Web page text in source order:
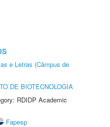
e Letras (Câmpus de
DE BIOTECNOLOGIA
RDIDP Academic
Fapesp